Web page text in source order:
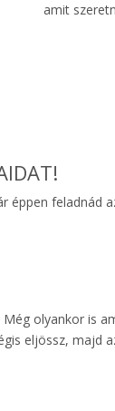
amit
olyankor is
eljössz, majd